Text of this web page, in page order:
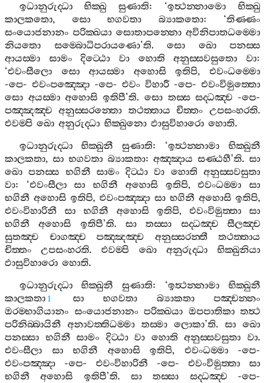
ඉධානුරුද‍්ධා භික‍්ඛු සුණාති: ‘ඉත්‍ථන‍්නාමො
භික‍්ඛු
කාලකතො, සො භගවතා බ්‍යාකතො: ‘තිණ‍්ණං
සංයොජනානං පරික‍්ඛයා සොතාපන‍්නො අවිනිපාතධම‍්මො
නියතො
සම‍්බොධිපරායණො’ති. සො ඛො
පනස‍්ස
ආයස‍්මා
සාමං දිට‍්ඨො වා හොති අනුස‍්සවසුතො වා:
‘එවංසීලො සො ආයස‍්මා අහොසි ඉතිපි,එවංධම‍්මො
-පෙ- එවංපඤ‍්ඤො -පෙ- එවං විහාරී-පෙ- එවංවිමුත‍්තො
සො අයස‍්මා අහොසි ඉතිපී’ති. සො තස‍්ස සද‍්ධඤ‍්ච -පෙ-
පඤ‍්ඤඤ‍්ච අනුස‍්සරන‍්තො තථත‍්තාය චිත‍්තං උපසංහරති.
එවම‍්පි ඛො අනුරුද‍්ධා භික‍්ඛුනො ඵාසුවිහාරො හොති.
ඉධානුරුද‍්ධා
භික‍්ඛුනී සුණාති: ‘ඉත්‍ථන‍්නාමා
භික‍්ඛුනී
කාලකතා, සා භගවතා බ්‍යාකතා:අඤ‍්ඤාය සණ‍්ඨහී’ති.සා
ඛො පනස‍්ස භගිනී සාමං දිට‍්ඨා වා හොති අනුස‍්සවසුතා
වා: ‘එවංසීලා සා භගිනී අහොසි ඉතිපි,එවංධම‍්මා
සා
භගිනී අහොසි ඉතිපි, එවංපඤ‍්ඤා සා භගිනී අහොසි ඉතිපි,
එවංවිහාරිනී
සා භගිනී අහොසි ඉතිපි, එවංවිමුත‍්තා
සා
භගිනී
අහොසි ඉතිපී’ති.සා තස‍්සා සද‍්ධඤ‍්ච
සීලඤ‍්ච
සුතඤ‍්ච
චාගඤ‍්ච පඤ‍්ඤඤ‍්ච අනුස‍්සරන‍්තී
තථත‍්තාය
චිත‍්තං
උපසංහරති.එවම‍්පි ඛො අනුරුද‍්ධා
භික‍්ඛුනියා
ඵාසුවිහාරො හොති.
ඉධානුරුද‍්ධා
භික‍්ඛුනී සුණාති: ‘ඉත්‍ථන‍්නාමා
භික‍්ඛුනී
කාලකතා 1 සා භගවතා බ්‍යාකතා
පඤ‍්චන‍්නං
ඔරම‍්භාගියානං සංයොජනානං පරික‍්ඛයා ඔපපාතිකා තත්‍ථ
පරිනිබ‍්බායිනී
අනාවත‍්තිධම‍්මා තස‍්මා ලොකා’ති. සා ඛො
පනස‍්සා භගිනී සාමං දිට‍්ඨා වා හොති අනුස‍්සවසුතා වා.
එවංසීලා
සා භගිනී අහොසි ඉතිපි, එවංධම‍්මා-පෙ-
එවංපඤ‍්ඤා -පෙ- එවංවිහාරිනී -පෙ- එවංවිමුත‍්තා
සා
භගිනී
අහොසි ඉතිපී’ති.සා තස‍්සා සද‍්ධඤ‍්ච-පෙ-